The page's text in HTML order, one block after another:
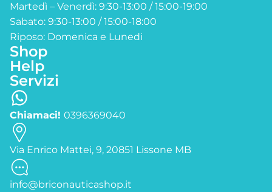
Martedì – Venerdì: 9:30-13:00 / 15:00-19:00
Sabato: 9:30-13:00 / 15:00-18:00
Riposo: Domenica e Lunedi
Shop
Help
Servizi
Chiamaci! 0396369040
Via Enrico Mattei, 9, 20851 Lissone MB
info@briconauticashop.it